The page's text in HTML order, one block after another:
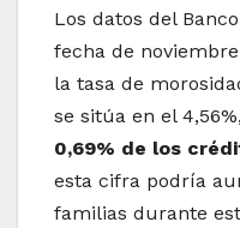
Los datos del
fecha de
la tasa de
se sitúa en el
0,69% de los
esta cifra podría
familias durante